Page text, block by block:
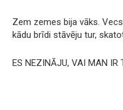
Zem zemes bija vāks.
kādu brīdi stāvēju tur,
ES NEZINĀJU, VAI MAN IR